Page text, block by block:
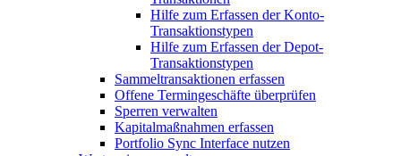
Hilfe zum Erfassen der Konto-
Transaktionstypen
Hilfe zum Erfassen der Depot-
Transaktionstypen
Sammeltransaktionen erfassen
Offene Termingeschäfte überprüfen
Sperren verwalten
Kapitalmaßnahmen erfassen
Portfolio Sync Interface nutzen